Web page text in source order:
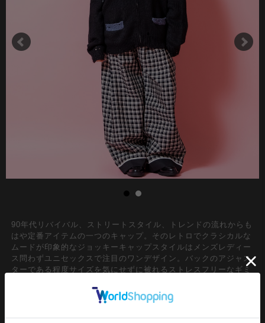
90年代リバイバル、ストリートスタイル、トレンドの流れからも
はや定番アイテムの一つのキャップ。そのレトロでクラシカルな
ムードが印象的なジョッキーキャップスタイルはメンズレディー
ス問わずユニセックスで注目のワンデザイン。バックのアジャス
ターである程度サイズを気にせずに被れるストレスフリーなギミ
顏を覆う程にワイドでビッグなバイザースタイル×艶感を抑えた